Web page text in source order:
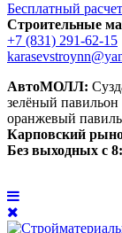
Бесплатный расчет
Строительные
+7 (831) 291-62-15
АвтоМОЛЛ:
зелёный
оранжевый
Карповский
Без выходных с